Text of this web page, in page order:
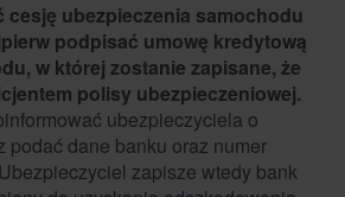
cesję ubezpieczenia samochodu
podpisać umowę kredytową
w której zostanie zapisane, że
polisy ubezpieczeniowej.
ubezpieczyciela o
podać dane banku oraz numer
zapisze wtedy bank